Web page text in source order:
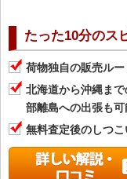
たった10分のス
荷物独自の販売ル
北海道から沖縄ま
部離島への出張も
無料査定後のしつ